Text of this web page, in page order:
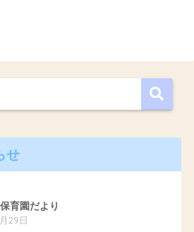
せ
育園だより
29日